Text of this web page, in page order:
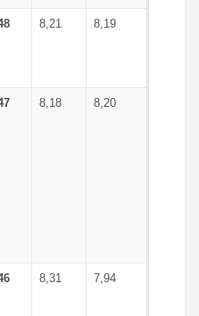
8,21 8,19
8,18 8,20
8,31 7,94